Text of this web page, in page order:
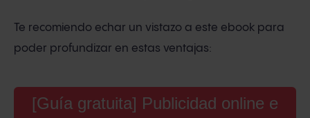
Te recomiendo echar un vistazo a este ebook para
poder profundizar en estas ventajas:
[Guía gratuita] Publicidad online e